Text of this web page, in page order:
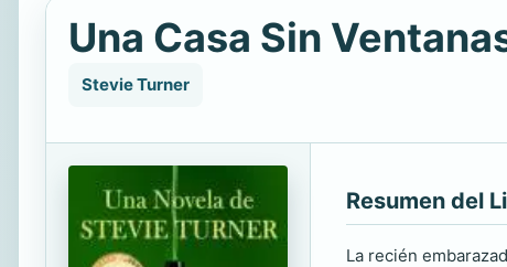
Una Casa Sin
Stevie Turner
Resumen del
La recién